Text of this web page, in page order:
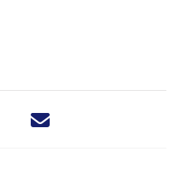
Deel dit nieuwsbericht via X -
Deel dit nieuwsbericht via
Deel dit nieuwsbericht
Deel dit